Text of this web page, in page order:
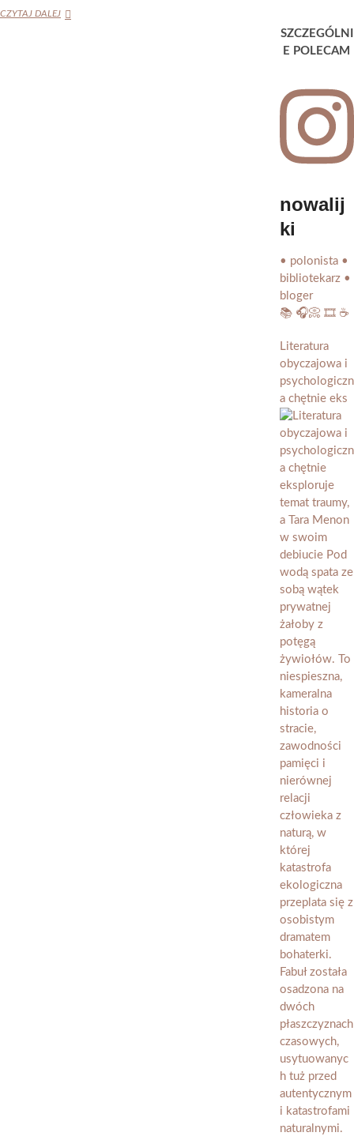
CZYTAJ DALEJALEX
SZCZEGÓLNI
E POLECAM
nowalij
ki
• polonista •
bibliotekarz •
bloger
📚 🎧📀 🎞️ ☕️
Literatura
obyczajowa i
psychologiczn
a chętnie eks